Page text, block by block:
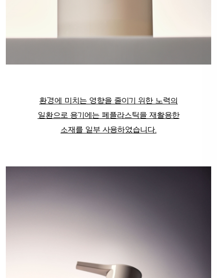
환경에 미치는 영향을 줄이기 위한 노력의
일환으로 용기에는 폐플라스틱을 재활용한
소재를 일부 사용하였습니다.